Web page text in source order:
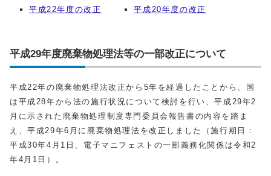
平成22年度の改正 平成20年度の改正
平成29年度廃棄物処理法等の一部改正について
平成22年の廃棄物処理法改正から5年を経過したことから、国
は平成28年から法の施行状況について検討を行い、平成29年2
月に示された廃棄物処理制度専門委員会報告書の内容を踏ま
え、平成29年6月に廃棄物処理法を改正しました（施行期日：
平成30年4月1日、電子マニフェストの一部義務化関係は令和2
年4月1日）。